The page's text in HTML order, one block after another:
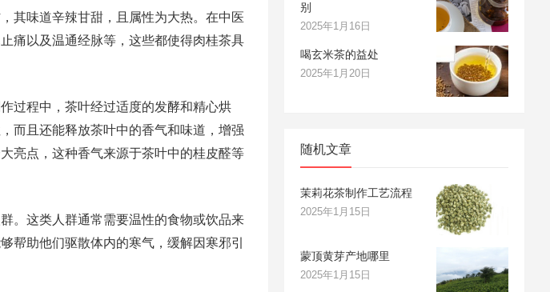
其味道辛辣甘甜，且属性为大热。在中医
痛以及温通经脉等，这些都使得肉桂茶具
过程中，茶叶经过适度的发酵和精心烘
而且还能释放茶叶中的香气和味道，增强
亮点，这种香气来源于茶叶中的桂皮醛等
。这类人群通常需要温性的食物或饮品来
帮助他们驱散体内的寒气，缓解因寒邪引
别
2025年1月16日
喝玄米茶的益处
2025年1月20日
随机文章
茉莉花茶制作工艺流程
2025年1月15日
蒙顶黄芽产地哪里
2025年1月15日